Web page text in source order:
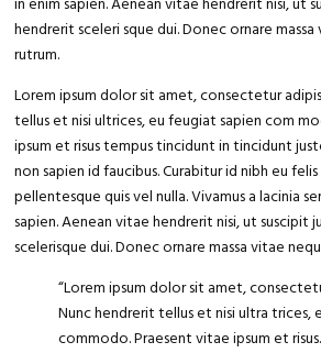
hendrerit sceleri sque dui. Donec ornare
rutrum.
Lorem ipsum dolor sit amet, consectetur
tellus et nisi ultrices, eu feugiat sapien com
ipsum et risus tempus tincidunt in tincidunt
non sapien id faucibus. Curabitur id nibh eu
pellentesque quis vel nulla. Vivamus a lacinia
sapien. Aenean vitae hendrerit nisi, ut suscipit
scelerisque dui. Donec ornare massa vitae
“Lorem ipsumdolor sit amet,
Nunc hendrerit tellus et nisi ultra trices,
commodo. Praesent vitae ipsum et